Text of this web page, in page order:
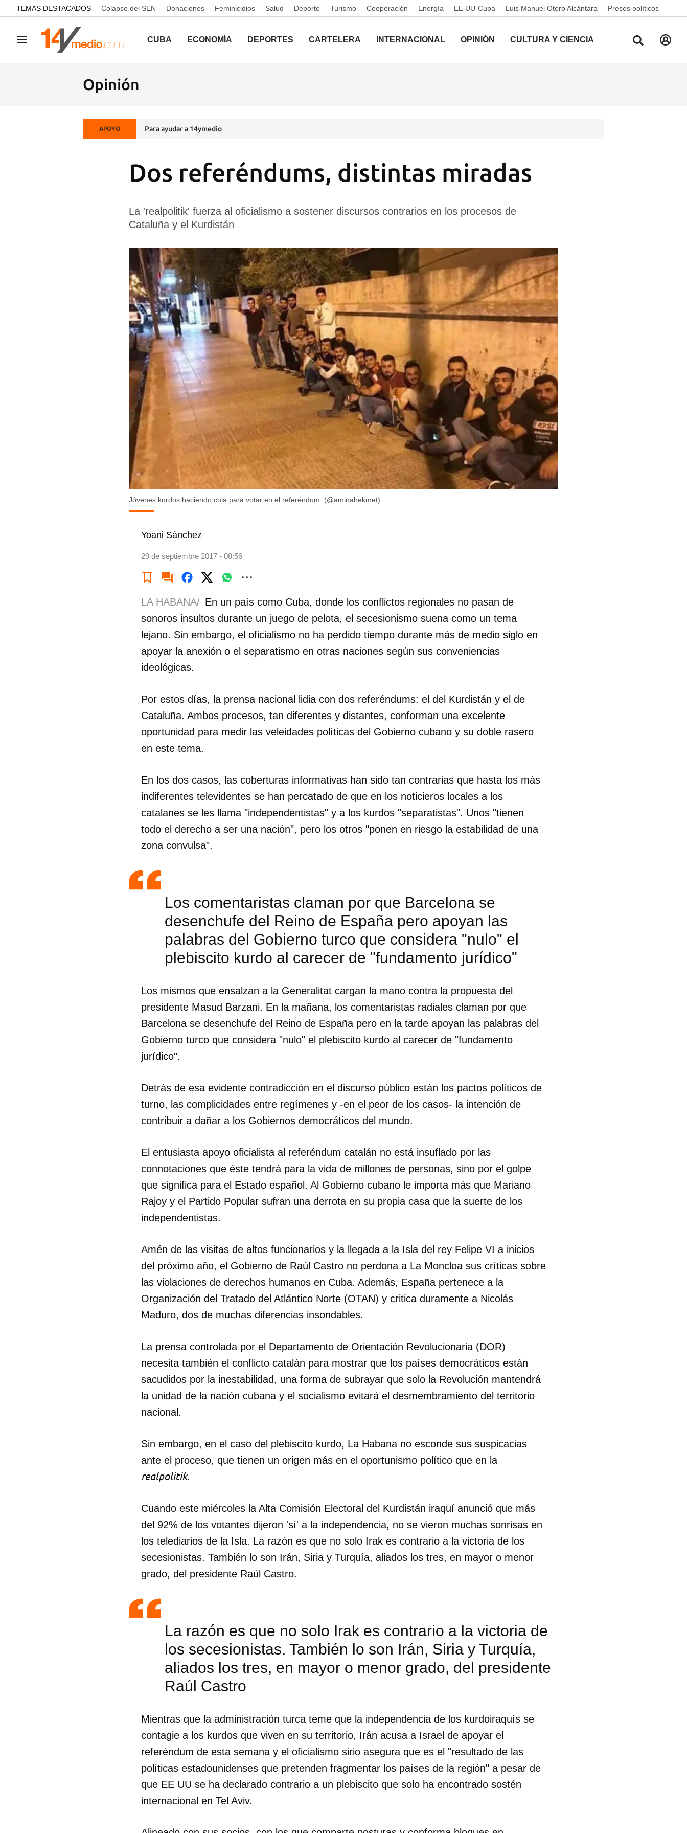
common.go-to-content
TEMAS DESTACADOS Colapso del SEN Donaciones Feminicidios Salud Deporte Turismo Cooperación Energía EE UU-Cuba Luis Manuel Otero Alcántara Presos políticos
Navegación CUBA ECONOMÍA DEPORTES CARTELERA INTERNACIONAL OPINIÓN CULTURA Y CIENCIA
Opinión
APOYO Para ayudar a 14ymedio
Dos referéndums, distintas miradas
La 'realpolitik' fuerza al oficialismo a sostener discursos contrarios en los procesos de
Cataluña y el Kurdistán
Jóvenes kurdos haciendo cola para votar en el referéndum. (@aminahekmet)
Yoani Sánchez
29 de septiembre 2017 - 08:56
Guardar como favorito
INICIAR SESIÓN CANCELAR
LA HABANA/ En un país como Cuba, donde los conflictos regionales no pasan de
sonoros insultos durante un juego de pelota, el secesionismo suena como un tema
lejano. Sin embargo, el oficialismo no ha perdido tiempo durante más de medio siglo en
apoyar la anexión o el separatismo en otras naciones según sus conveniencias
ideológicas.
Por estos días, la prensa nacional lidia con dos referéndums: el del Kurdistán y el de
Cataluña. Ambos procesos, tan diferentes y distantes, conforman una excelente
oportunidad para medir las veleidades políticas del Gobierno cubano y su doble rasero
en este tema.
En los dos casos, las coberturas informativas han sido tan contrarias que hasta los más
indiferentes televidentes se han percatado de que en los noticieros locales a los
catalanes se les llama "independentistas" y a los kurdos "separatistas". Unos "tienen
todo el derecho a ser una nación", pero los otros "ponen en riesgo la estabilidad de una
zona convulsa".
Los comentaristas claman por que Barcelona se
desenchufe del Reino de España pero apoyan las
palabras del Gobierno turco que considera "nulo" el
plebiscito kurdo al carecer de "fundamento jurídico"
Los mismos que ensalzan a la Generalitat cargan la mano contra la propuesta del
presidente Masud Barzani. En la mañana, los comentaristas radiales claman por que
Barcelona se desenchufe del Reino de España pero en la tarde apoyan las palabras del
Gobierno turco que considera "nulo" el plebiscito kurdo al carecer de "fundamento
jurídico".
Detrás de esa evidente contradicción en el discurso público están los pactos políticos de
turno, las complicidades entre regímenes y -en el peor de los casos- la intención de
contribuir a dañar a los Gobiernos democráticos del mundo.
El entusiasta apoyo oficialista al referéndum catalán no está insuflado por las
connotaciones que éste tendrá para la vida de millones de personas, sino por el golpe
que significa para el Estado español. Al Gobierno cubano le importa más que Mariano
Rajoy y el Partido Popular sufran una derrota en su propia casa que la suerte de los
independentistas.
Amén de las visitas de altos funcionarios y la llegada a la Isla del rey Felipe VI a inicios
del próximo año, el Gobierno de Raúl Castro no perdona a La Moncloa sus críticas sobre
las violaciones de derechos humanos en Cuba. Además, España pertenece a la
Organización del Tratado del Atlántico Norte (OTAN) y critica duramente a Nicolás
Maduro, dos de muchas diferencias insondables.
La prensa controlada por el Departamento de Orientación Revolucionaria (DOR)
necesita también el conflicto catalán para mostrar que los países democráticos están
sacudidos por la inestabilidad, una forma de subrayar que solo la Revolución mantendrá
la unidad de la nación cubana y el socialismo evitará el desmembramiento del territorio
nacional.
Sin embargo, en el caso del plebiscito kurdo, La Habana no esconde sus suspicacias
ante el proceso, que tienen un origen más en el oportunismo político que en la
realpolitik.
Cuando este miércoles la Alta Comisión Electoral del Kurdistán iraquí anunció que más
del 92% de los votantes dijeron 'sí' a la independencia, no se vieron muchas sonrisas en
los telediarios de la Isla. La razón es que no solo Irak es contrario a la victoria de los
secesionistas. También lo son Irán, Siria y Turquía, aliados los tres, en mayor o menor
grado, del presidente Raúl Castro.
La razón es que no solo Irak es contrario a la victoria de
los secesionistas. También lo son Irán, Siria y Turquía,
aliados los tres, en mayor o menor grado, del presidente
Raúl Castro
Mientras que la administración turca teme que la independencia de los kurdoiraquís se
contagie a los kurdos que viven en su territorio, Irán acusa a Israel de apoyar el
referéndum de esta semana y el oficialismo sirio asegura que es el "resultado de las
políticas estadounidenses que pretenden fragmentar los países de la región" a pesar de
que EE UU se ha declarado contrario a un plebiscito que solo ha encontrado sostén
internacional en Tel Aviv.